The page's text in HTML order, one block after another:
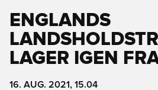
ENGLANDS
LAGER IGEN
16. AUG. 2021, 15.04